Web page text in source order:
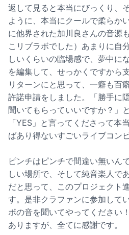
返して見ると本当にびっくり、
ように、本当にクールで柔らか
に他界された加川良さんの音源
こリブラボでした）あまりに自
しいくらいの臨場感で、夢中に
を編集して、せっかくですから
リターンにと思って、一癖も百
許諾申請をしました。「勝手に
聞いてもらっていいですか？」
「YES」と言ってくださって本
ばあり得ないすごいライブコン
ピンチはピンチで間違い無いん
しい場所で、そして純音楽人で
だと思って、このプロジェクト
す。是非クラファンに参加して
ボの音を聞いてやってください
ありますが、全てに感謝です。